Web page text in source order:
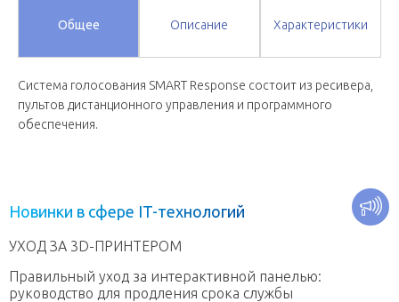
Новинки в сфере IT-технологий
УХОД ЗА 3D-ПРИНТЕРОМ
Правильный уход за интерактивной панелью:
руководство для продления срока службы
Общее Описание Характеристики
Система голосования SMART Response состоит из ресивера,
пультов дистанционного управления и программного
обеспечения.